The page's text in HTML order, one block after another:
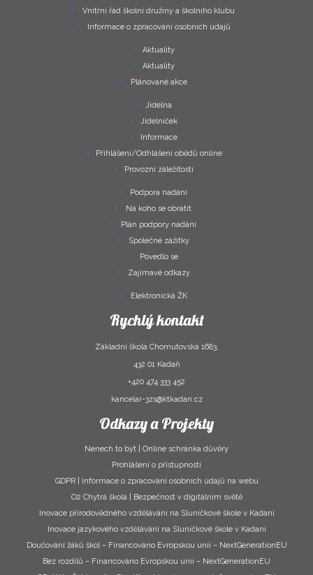
Vnitřní řád školní družiny a školního klubu
Informace o zpracování osobních údajů
Aktuality
Aktuality
Plánované akce
Jídelna
Jídelníček
Informace
Přihlášení/Odhlášení obědů online
Provozní záležitosti
Podpora nadání
Na koho se obrátit
Plán podpory nadání
Společné zážitky
Povedlo se
Zajímavé odkazy
Elektronická ŽK
Rychlý kontakt
Základní škola Chomutovská 1683,
432 01 Kadaň
+420 474 333 452
kancelar-3zs@ktkadan.cz
Odkazy a Projekty
Nenech to být | Online schránka důvěry
Prohlášení o přístupnosti
GDPR | Informace o zpracování osobních údajů na webu
O2 Chytrá škola | Bezpečnost v digitálním světě
Inovace přírodovědného vzdělávání na Sluníčkové škole v Kadani
Inovace jazykového vzdělávání na Sluníčkové škole v Kadani
Doučování žáků škol – Financováno Evropskou unií – NextGenerationEU
Bez rozdílů – Financováno Evropskou unií – NextGenerationEU